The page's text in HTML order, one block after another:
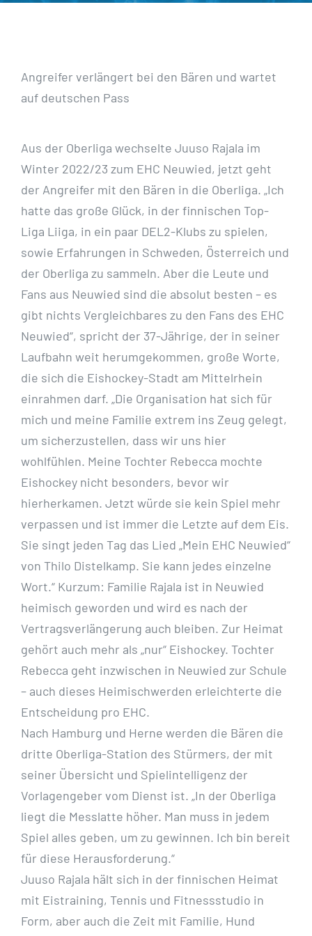
Angreifer verlängert bei den Bären und wartet
auf deutschen Pass
Aus der Oberliga wechselte Juuso Rajala im
Winter 2022/23 zum EHC Neuwied, jetzt geht
der Angreifer mit den Bären in die Oberliga. „Ich
hatte das große Glück, in der finnischen Top-
Liga Liiga, in ein paar DEL2-Klubs zu spielen,
sowie Erfahrungen in Schweden, Österreich und
der Oberliga zu sammeln. Aber die Leute und
Fans aus Neuwied sind die absolut besten – es
gibt nichts Vergleichbares zu den Fans des EHC
Neuwied“, spricht der 37-Jährige, der in seiner
Laufbahn weit herumgekommen, große Worte,
die sich die Eishockey-Stadt am Mittelrhein
einrahmen darf. „Die Organisation hat sich für
mich und meine Familie extrem ins Zeug gelegt,
um sicherzustellen, dass wir uns hier
wohlfühlen. Meine Tochter Rebecca mochte
Eishockey nicht besonders, bevor wir
hierherkamen. Jetzt würde sie kein Spiel mehr
verpassen und ist immer die Letzte auf dem Eis.
Sie singt jeden Tag das Lied „Mein EHC Neuwied“
von Thilo Distelkamp. Sie kann jedes einzelne
Wort.“ Kurzum: Familie Rajala ist in Neuwied
heimisch geworden und wird es nach der
Vertragsverlängerung auch bleiben. Zur Heimat
gehört auch mehr als „nur“ Eishockey. Tochter
Rebecca geht inzwischen in Neuwied zur Schule
– auch dieses Heimischwerden erleichterte die
Entscheidung pro EHC.
Nach Hamburg und Herne werden die Bären die
dritte Oberliga-Station des Stürmers, der mit
seiner Übersicht und Spielintelligenz der
Vorlagengeber vom Dienst ist. „In der Oberliga
liegt die Messlatte höher. Man muss in jedem
Spiel alles geben, um zu gewinnen. Ich bin bereit
für diese Herausforderung.“
Juuso Rajala hält sich in der finnischen Heimat
mit Eistraining, Tennis und Fitnessstudio in
Form, aber auch die Zeit mit Familie, Hund